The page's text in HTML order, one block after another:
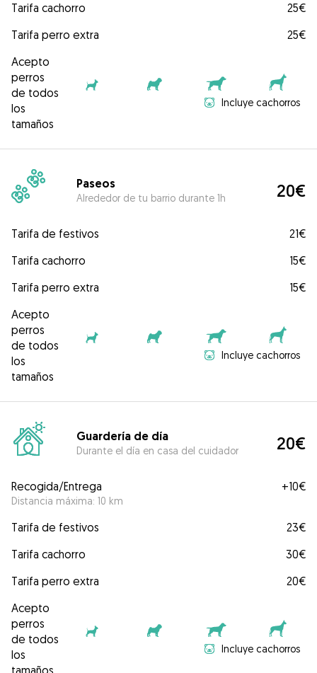
Tarifa cachorro
25€
Tarifa perro extra
25€
Acepto
perros
de todos
los
tamaños
Incluye cachorros
Paseos
Alrededor de tu barrio durante 1h 20€
Tarifa de festivos
21€
Tarifa cachorro
15€
Tarifa perro extra
15€
Acepto
perros
de todos
los
tamaños
Incluye cachorros
Guardería de día
Durante el día en casa del cuidador 20€
Recogida/Entrega
Distancia máxima: 10 km
+10€
Tarifa de festivos
23€
Tarifa cachorro
30€
Tarifa perro extra
20€
Acepto
perros
de todos
los
Incluye cachorros